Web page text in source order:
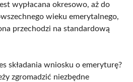
wypłacana okresowo, aż do
wieku emerytalnego,
przechodzi na standardową
składania wniosku o emeryturę?
zgromadzić niezbędne